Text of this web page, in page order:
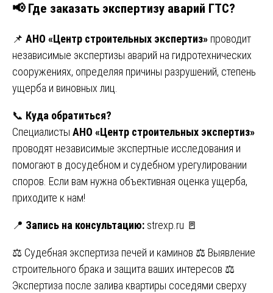
📢 Где заказать экспертизу аварий ГТС?
📌 АНО «Центр строительных экспертиз» проводит
независимые экспертизы аварий на гидротехнических
сооружениях, определяя причины разрушений, степень
ущерба и виновных лиц.
📞 Куда обратиться?
Специалисты АНО «Центр строительных экспертиз»
проводят независимые экспертные исследования и
помогают в досудебном и судебном урегулировании
споров. Если вам нужна объективная оценка ущерба,
приходите к нам!
📍 Запись на консультацию: strexp.ru 🚪
Навигация
по
⚖️ Судебная экспертиза печей и каминов ⚖️ Выявление
строительного брака и защита ваших интересов ⚖️
Экспертиза после залива квартиры соседями сверху